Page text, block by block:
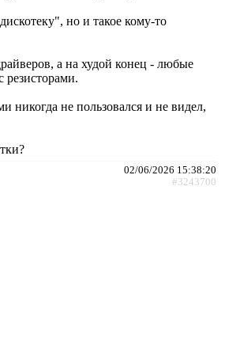
но и такое кому-то
а на худой конец - любые
резисторами.
никогда не пользовался и не видел,
02/06/2026 15:38:20
#3243700